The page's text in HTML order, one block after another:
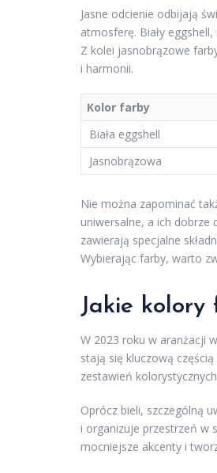
Jasne odcienie odbijają
atmosferę. Biały
Z kolei jasnobrązowe
i harmonii.
Kolor farby
Biała eggshell
Jasnobrązowa
Nie można zapominać
uniwersalne, a ich
zawierają specjalne
Wybierając farby, warto
Jakie kolory
W 2023 roku w aranżacji
stają się kluczową
zestawień
Oprócz bieli, szczególną
i organizuje przestrzeń w
mocniejsze akcenty i